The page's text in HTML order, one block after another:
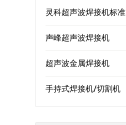
灵科超声波焊接机标准
声峰超声波焊接机
超声波金属焊接机
手持式焊接机/切割机